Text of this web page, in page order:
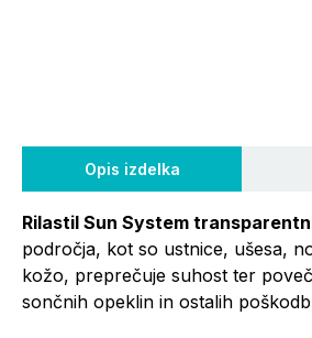
Opis izdelka
Rilastil Sun System
področja, kot so ustnice, ušesa,
kožo, preprečuje suhost ter
sončnih opeklin in ostalih